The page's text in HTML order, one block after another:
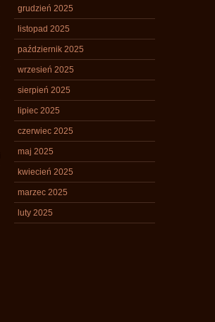
grudzień 2025
listopad 2025
październik 2025
wrzesień 2025
sierpień 2025
lipiec 2025
czerwiec 2025
maj 2025
kwiecień 2025
marzec 2025
luty 2025